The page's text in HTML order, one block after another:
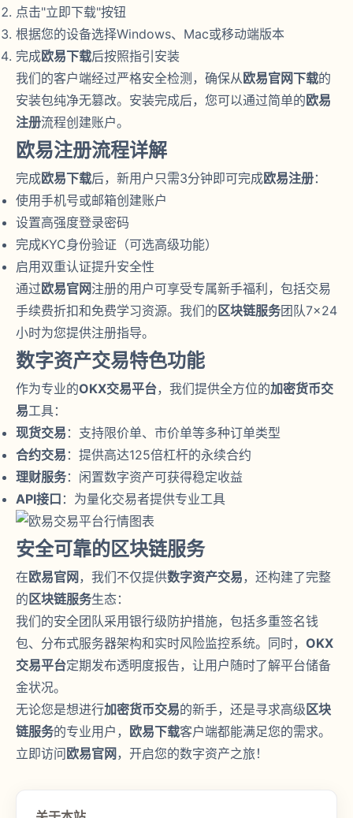
点击"立即下载"按钮
根据您的设备选择Windows、Mac或移动端版本
完成欧易下载后按照指引安装
我们的客户端经过严格安全检测，确保从欧易官网下载的
安装包纯净无篡改。安装完成后，您可以通过简单的欧易
注册流程创建账户。
欧易注册流程详解
完成欧易下载后，新用户只需3分钟即可完成欧易注册：
使用手机号或邮箱创建账户
设置高强度登录密码
完成KYC身份验证（可选高级功能）
启用双重认证提升安全性
通过欧易官网注册的用户可享受专属新手福利，包括交易
手续费折扣和免费学习资源。我们的区块链服务团队7×24
小时为您提供注册指导。
数字资产交易特色功能
作为专业的OKX交易平台，我们提供全方位的加密货币交
易工具：
现货交易 ：支持限价单、市价单等多种订单类型
合约交易 ：提供高达125倍杠杆的永续合约
理财服务：闲置数字资产可获得稳定收益
API接口 ：为量化交易者提供专业工具
安全可靠的区块链服务
在欧易官网，我们不仅提供数字资产交易，还构建了完整
的区块链服务生态：
我们的安全团队采用银行级防护措施，包括多重签名钱
包、分布式服务器架构和实时风险监控系统。同时， OKX
交易平台定期发布透明度报告，让用户随时了解平台储备
金状况。
无论您是想进行加密货币交易的新手，还是寻求高级区块
链服务的专业用户， 欧易下载客户端都能满足您的需求。
立即访问欧易官网，开启您的数字资产之旅！